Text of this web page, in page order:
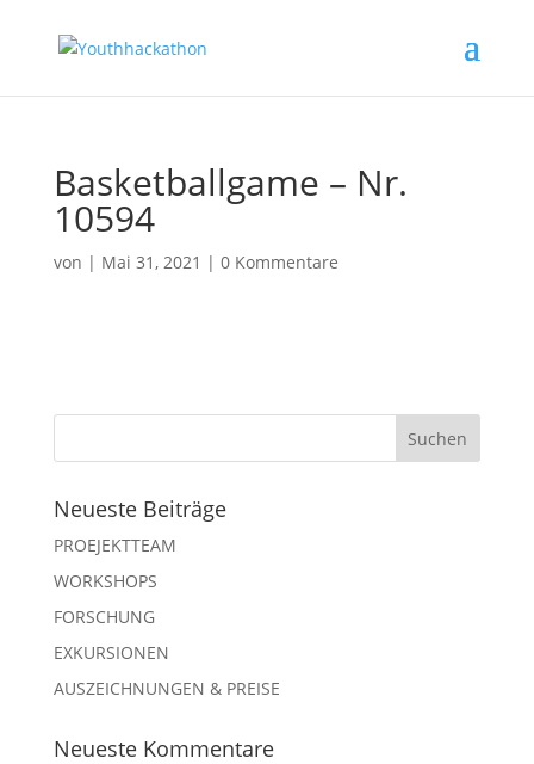
Basketballgame – Nr.
10594
von | Mai 31, 2021 | 0 Kommentare
Neueste Beiträge
PROEJEKTTEAM
WORKSHOPS
FORSCHUNG
EXKURSIONEN
AUSZEICHNUNGEN & PREISE
Neueste Kommentare